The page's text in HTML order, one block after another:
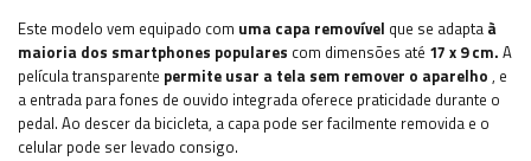
Este modelo vem equipado com uma capa removível que se adapta à
maioria dos smartphones populares com dimensões até 17 x 9 cm. A
película transparente permite usar a tela sem remover o aparelho , e
a entrada para fones de ouvido integrada oferece praticidade durante o
pedal. Ao descer da bicicleta, a capa pode ser facilmente removida e o
celular pode ser levado consigo.